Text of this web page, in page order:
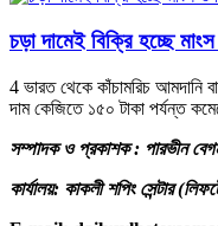
চড়া দামেই বিক্রি হচ্ছে
4 ভারত থেকে কাঁচামরিচ আমদানি
দাম কেজিতে ১৫০ টাকা পর্যন্ত
সম্পাদক ও প্রকাশক : পারভীন
কার্যালয়: কাকলী শপিং সেন্টার